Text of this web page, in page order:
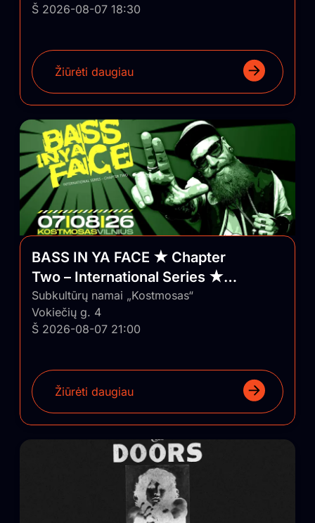
Š 2026-08-07 18:30
Žiūrėti daugiau
BASS IN YA FACE ★ Chapter
Two – International Series ★
Vilnius/Lithuania
Subkultūrų namai „Kostmosas“
Vokiečių g. 4
Š 2026-08-07 21:00
Žiūrėti daugiau